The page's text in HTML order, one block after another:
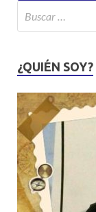
¿QUIÉN SOY?